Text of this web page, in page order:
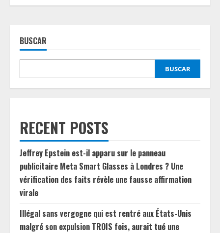
BUSCAR
BUSCAR
RECENT POSTS
Jeffrey Epstein est-il apparu sur le panneau
publicitaire Meta Smart Glasses à Londres ? Une
vérification des faits révèle une fausse affirmation
virale
Illégal sans vergogne qui est rentré aux États-Unis
malgré son expulsion TROIS fois, aurait tué une